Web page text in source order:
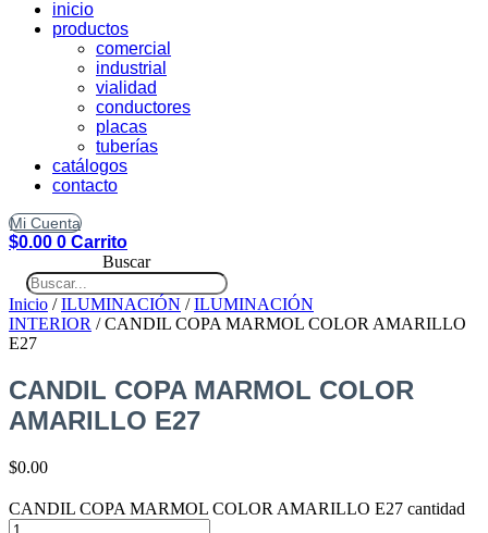
inicio
productos
comercial
industrial
vialidad
conductores
placas
tuberías
catálogos
contacto
Mi Cuenta
$0.00 0 Carrito
Buscar
Inicio /ILUMINACIÓN /ILUMINACIÓN
INTERIOR / CANDIL COPA MARMOL COLOR AMARILLO
E27
CANDIL COPA MARMOL COLOR
AMARILLO E27
$0.00
CANDIL COPA MARMOL COLOR AMARILLO E27 cantidad